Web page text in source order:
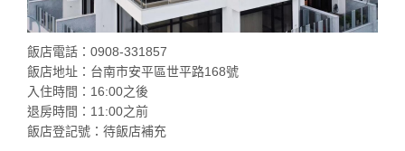
飯店電話：0908-331857
飯店地址：台南市安平區世平路168號
入住時間：16:00之後
退房時間：11:00之前
飯店登記號：待飯店補充